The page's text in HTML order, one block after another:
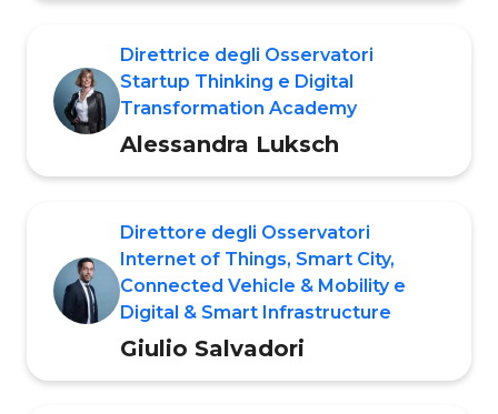
Direttrice degli Osservatori
Startup Thinking e Digital
Transformation Academy
Alessandra Luksch
Direttore degli Osservatori
Internet of Things, Smart City,
Connected Vehicle & Mobility e
Digital & Smart Infrastructure
Giulio Salvadori